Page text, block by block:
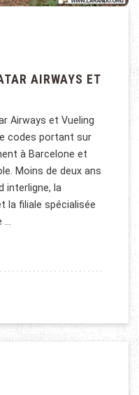
AIRWAYS ET
Airways et Vueling
codes portant sur
à Barcelone et
Moins de deux ans
interligne, la
la filiale spécialisée
QATAR AIRWAYS ET VUELING